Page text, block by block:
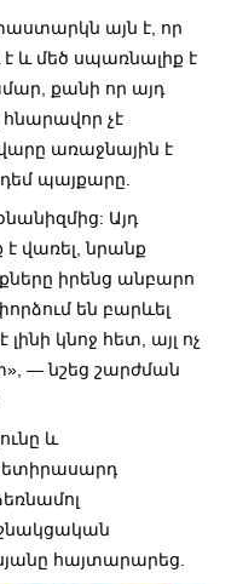
այն է, որ
է և մեծ սպառնալիք է
քանի որ այդ
հնարավոր չէ
առաջնային է
պայքարը.
Այդ
վառել, նրանք
իրենց անբարո
են բարևել
կնոջ հետ, այլ ոչ
— նշեց շարժման
և
ետիրասարդ
հայտարարեց.